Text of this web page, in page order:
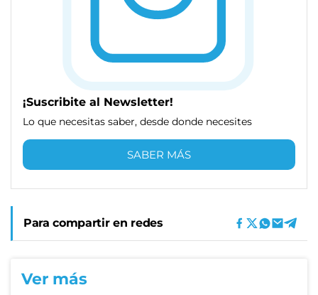
¡Suscribite al Newsletter!
Lo que necesitas saber, desde donde necesites
SABER MÁS
Para compartir en redes
Ver más